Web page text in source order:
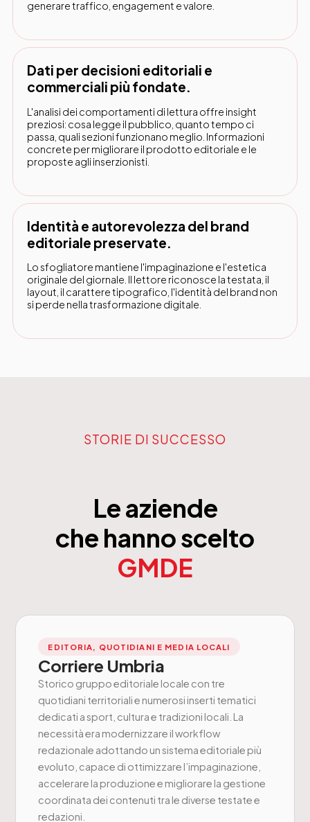
generare traffico, engagement e valore.
Dati per decisioni editoriali e
commerciali più fondate.
L'analisi dei comportamenti di lettura offre insight
preziosi: cosa legge il pubblico, quanto tempo ci
passa, quali sezioni funzionano meglio. Informazioni
concrete per migliorare il prodotto editoriale e le
proposte agli inserzionisti.
Identità e autorevolezza del brand
editoriale preservate.
Lo sfogliatore mantiene l'impaginazione e l'estetica
originale del giornale. Il lettore riconosce la testata, il
layout, il carattere tipografico, l'identità del brand non
si perde nella trasformazione digitale.
STORIE DI SUCCESSO
Le aziende
che hanno scelto
GMDE
EDITORIA, QUOTIDIANI E MEDIA LOCALI
Corriere Umbria
Storico gruppo editoriale locale con tre
quotidiani territoriali e numerosi inserti tematici
dedicati a sport, cultura e tradizioni locali. La
necessità era modernizzare il workflow
redazionale adottando un sistema editoriale più
evoluto, capace di ottimizzare l’impaginazione,
accelerare la produzione e migliorare la gestione
coordinata dei contenuti tra le diverse testate e
redazioni.